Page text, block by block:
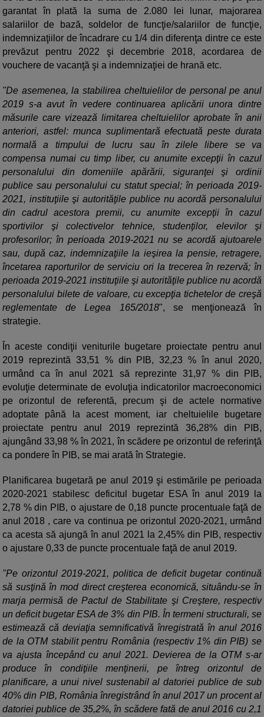
garantat în plată la suma de 2.080 lei lunar, majorarea
salariilor de bază, soldelor de funcţie/salariilor de funcţie,
indemnizaţiilor de încadrare cu 1/4 din diferenţa dintre ce este
prevăzut pentru 2022 şi decembrie 2018, acordarea de
vouchere de vacanţă şi a indemnizaţiei de hrană etc.
"De asemenea, la stabilirea cheltuielilor de personal pe anul
2019 s-a avut în vedere continuarea aplicării unora dintre
măsurile care vizează limitarea cheltuielilor aprobate în anii
anteriori, astfel: munca suplimentară efectuată peste durata
normală a timpului de lucru sau în zilele libere se va
compensa numai cu timp liber, cu anumite excepţii în cazul
personalului din domeniile apărării, siguranţei şi ordinii
publice sau personalului cu statut special; în perioada 2019-
2021, instituţiile şi autorităţile publice nu acordă personalului
din cadrul acestora premii, cu anumite excepţii în cazul
sportivilor şi colectivelor tehnice, studenţilor, elevilor şi
profesorilor; în perioada 2019-2021 nu se acordă ajutoarele
sau, după caz, indemnizaţiile la ieşirea la pensie, retragere,
încetarea raporturilor de serviciu ori la trecerea în rezervă; în
perioada 2019-2021 instituţiile şi autorităţile publice nu acordă
personalului bilete de valoare, cu excepţia tichetelor de creşă
reglementate de Legea 165/2018", se menţionează în
strategie.
În aceste condiţii veniturile bugetare proiectate pentru anul
2019 reprezintă 33,51 % din PIB, 32,23 % în anul 2020,
urmând ca în anul 2021 să reprezinte 31,97 % din PIB,
evoluţie determinate de evoluţia indicatorilor macroeconomici
pe orizontul de referentă, precum şi de actele normative
adoptate până la acest moment, iar cheltuielile bugetare
proiectate pentru anul 2019 reprezintă 36,28% din PIB,
ajungând 33,98 % în 2021, în scădere pe orizontul de referinţă
ca pondere în PIB, se mai arată în Strategie.
Planificarea bugetară pe anul 2019 şi estimările pe perioada
2020-2021 stabilesc deficitul bugetar ESA în anul 2019 la
2,78 % din PIB, o ajustare de 0,18 puncte procentuale faţă de
anul 2018 , care va continua pe orizontul 2020-2021, urmând
ca acesta să ajungă în anul 2021 la 2,45% din PIB, respectiv
o ajustare 0,33 de puncte procentuale faţă de anul 2019.
"Pe orizontul 2019-2021, politica de deficit bugetar continuă
să susţină în mod direct creşterea economică, situându-se în
marja permisă de Pactul de Stabilitate şi Creştere, respectiv
un deficit bugetar ESA de 3% din PIB. În termeni structurali, se
estimează că deviaţia semnificativă înregistrată în anul 2016
de la OTM stabilit pentru România (respectiv 1% din PIB) se
va ajusta începând cu anul 2021. Devierea de la OTM s-ar
produce în condiţiile menţinerii, pe întreg orizontul de
planificare, a unui nivel sustenabil al datoriei publice de sub
40% din PIB, România înregistrând în anul 2017 un procent al
datoriei publice de 35,2%, în scădere fată de anul 2016 cu 2,1